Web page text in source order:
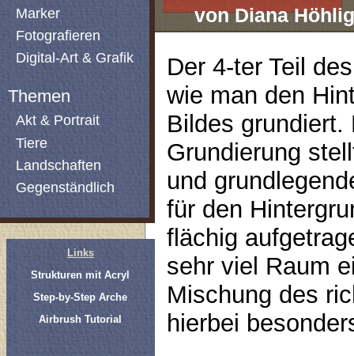
Marker
Fotografieren
Digital-Art & Grafik
Themen
Akt & Portrait
Tiere
Landschaften
Gegenständlich
Links
Strukturen mit Acryl
Step-by-Step Arche
Airbrush Tutorial
von Diana Höhlig
Der 4-ter Teil
wie man den
Bildes grundiert.
Grundierung
und
für den
flächig
sehr viel Raum
Mischung des
hierbei